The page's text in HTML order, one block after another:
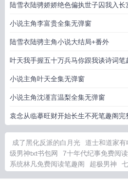
陆雪衣陆骋娇娇绝色偏执世子囚我入
小说主角李富贵全集无弹窗
陆雪衣陆骋主角小说大结局+番外
叶天我手握五十万兵马你跟我谈诗词笔
小说主角叶天全集无弹窗
小说主角沈谨言温梨全集无弹窗
袁念从临摹旺财开始长生不死笔趣阁完
成了黑化反派的白月光 道士和道家有
级男神txt书包网
7十年代纪事免费阅读
系统林凡免费阅读笔趣阁
超极男神